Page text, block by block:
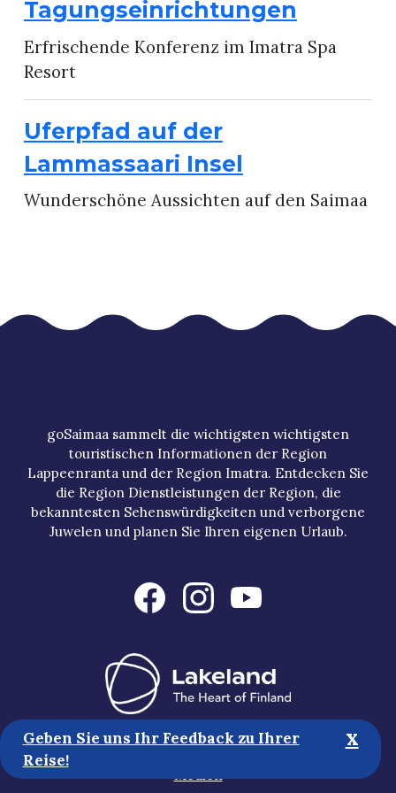
Tagungseinrichtungen
Erfrischende Konferenz im Imatra Spa
Resort
Uferpfad auf der
Lammassaari Insel
Wunderschöne Aussichten auf den Saimaa
goSaimaa sammelt die wichtigsten wichtigsten
touristischen Informationen der Region
Lappeenranta und der Region Imatra. Entdecken Sie
die Region Dienstleistungen der Region, die
bekanntesten Sehenswürdigkeiten und verborgene
Juwelen und planen Sie Ihren eigenen Urlaub.
Touristische Informationen
Geben Sie uns Ihr Feedback zu Ihrer
Reise!
x